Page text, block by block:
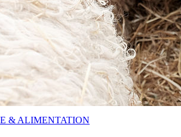
& ALIMENTATION